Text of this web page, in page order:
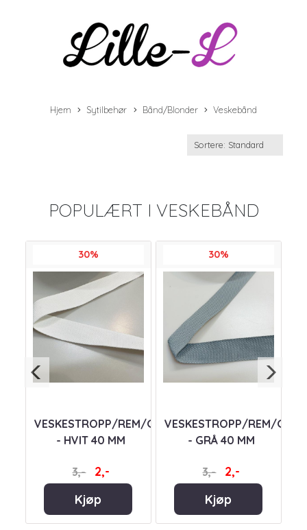
Hjem Sytilbehør Bånd/Blonder Veskebånd
POPULÆRT I VESKEBÅND
30%
VESKESTROPP/REM/GJORDEBÅND/WEBBING
- HVIT 40 MM
3,-
2,-
Kjøp
30%
VESKESTROPP/REM/
- GRÅ 40 MM
3,-
2,-
Kjøp